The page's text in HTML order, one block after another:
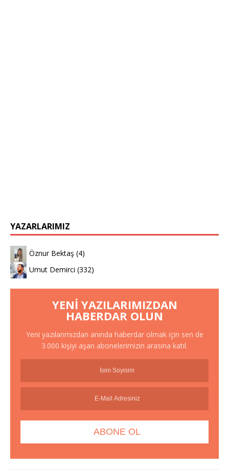
YAZARLARIMIZ
Öznur Bektaş (4)
Umut Demirci (332)
YENI YAZILARIMIZDAN
HABERDAR OLUN
Yeni yazılarımızdan anında haberdar olmak için sen de
3.000 kişiyi aşan abonelerimizin arasına katıl.